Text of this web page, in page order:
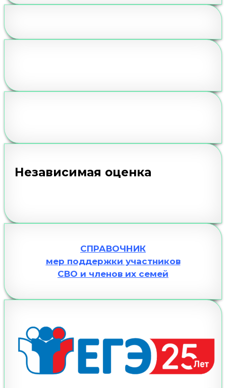
Независимая оценка
СПРАВОЧНИК
мер поддержки участников
СВО и членов их семей